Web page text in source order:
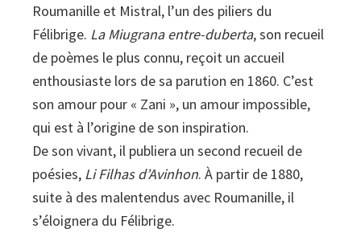
Roumanille et Mistral, l’un des piliers du
Félibrige. La Miugrana entre-duberta, son recueil
de poèmes le plus connu, reçoit un accueil
enthousiaste lors de sa parution en 1860. C’est
son amour pour « Zani », un amour impossible,
qui est à l’origine de son inspiration.
De son vivant, il publiera un second recueil de
poésies, Li Filhas d’Avinhon. À partir de 1880,
suite à des malentendus avec Roumanille, il
s’éloignera du Félibrige.